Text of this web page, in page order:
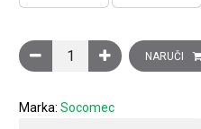
Dodatni pol, M3, 125A
NARUČI
Marka:Socomec